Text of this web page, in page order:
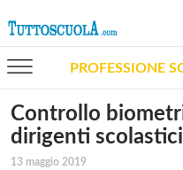
PROFESSIONE
Controllo
dirigenti
13 maggio 2019